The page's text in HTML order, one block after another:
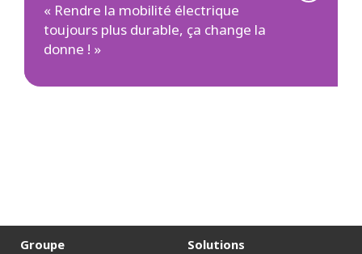
« Rendre la mobilité électrique
toujours plus durable, ça change la
donne ! »
Groupe Solutions